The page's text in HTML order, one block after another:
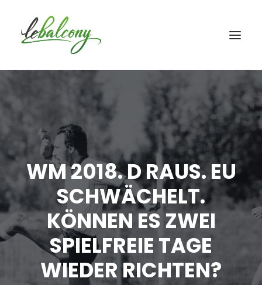
WM 2018. D RAUS. EU
SCHWÄCHELT.
KÖNNEN ES ZWEI
SPIELFREIE TAGE
WIEDER RICHTEN?